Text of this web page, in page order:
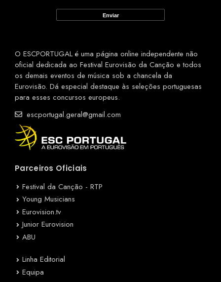
O ESCPORTUGAL é uma página online independente não
oficial dedicada ao Festival Eurovisão da Canção e todos
os demais eventos de música sob a chancela da
Eurovisão. Dá especial destaque às seleções portuguesas
para esses concursos europeus.
escportugal.geral@gmail.com
Parceiros Oficiais
Festival da Canção - RTP
Young Musicians
Eurovision.tv
Junior Eurovision
ABU
Linha Editorial
Equipa